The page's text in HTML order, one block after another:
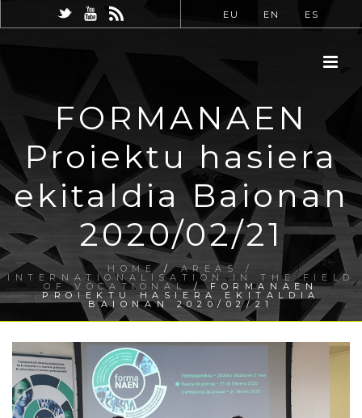
EU EN ES
FORMANAEN
Proiektu hasiera
ekitaldia Baionan
2020/02/21
HOME/AREAS /
INTERNATIONALISATION IN THE FIELD
OF VOCATIONAL/ FORMANAEN
PROIEKTU HASIERA EKITALDIA
BAIONAN 2020/02/21